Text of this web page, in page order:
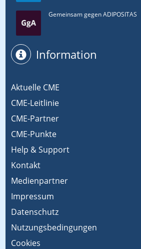
Gemeinsam gegen ADIPOSITAS
Information
Aktuelle CME
CME-Leitlinie
CME-Partner
CME-Punkte
Help & Support
Kontakt
Medienpartner
Impressum
Datenschutz
Nutzungsbedingungen
Cookies